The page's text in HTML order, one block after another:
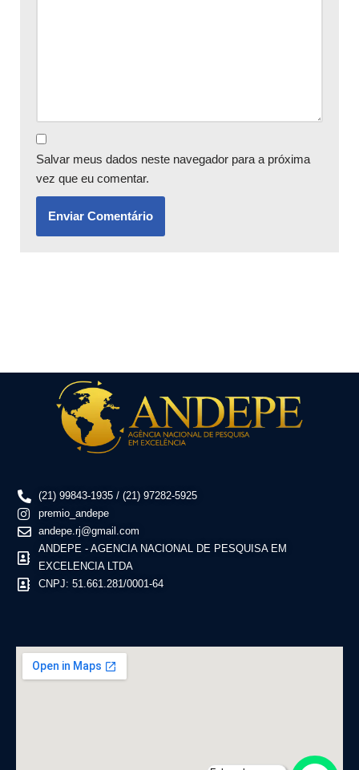
Salvar meus dados neste navegador para a próxima
vez que eu comentar.
(21) 99843-1935 / (21) 97282-5925
premio_andepe
andepe.rj@gmail.com
ANDEPE - AGENCIA NACIONAL DE PESQUISA EM
EXCELENCIA LTDA
CNPJ: 51.661.281/0001-64